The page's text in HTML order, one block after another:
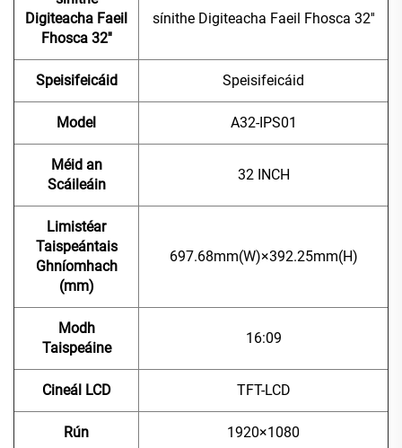
Digiteacha Faeil
Fhosca 32''
sínithe Digiteacha Faeil Fhosca 32''
Speisifeicáid Speisifeicáid
Model A32-IPS01
Méid an
Scáileáin
32 INCH
Limistéar
Taispeántais
Ghníomhach
(mm)
697.68mm(W)×392.25mm(H)
Modh
Taispeáine
16:09
Cineál LCD TFT-LCD
Rún 1920×1080